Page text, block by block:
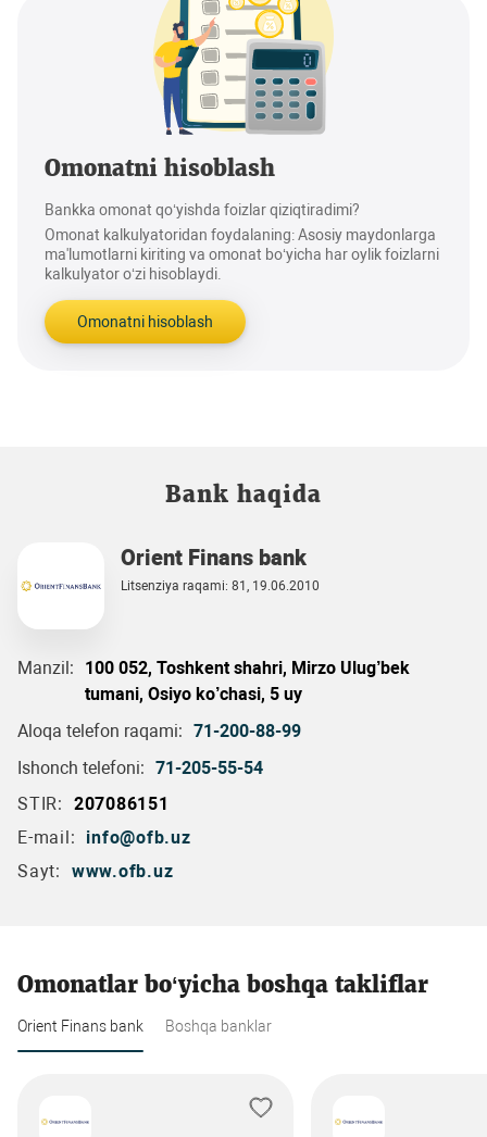
Omonatni hisoblash
Bankka omonat qo‘yishda foizlar qiziqtiradimi?
Omonat kalkulyatoridan foydalaning: Asosiy maydonlarga
ma'lumotlarni kiriting va omonat bo‘yicha har oylik foizlarni
kalkulyator o‘zi hisoblaydi.
Omonatni hisoblash
Bank haqida
Orient Finans bank
Litsenziya raqami: 81, 19.06.2010
Manzil:
100 052, Toshkent shahri, Mirzo Ulug’bek
tumani, Osiyo ko’chasi, 5 uy
Aloqa telefon raqami: 71-200-88-99
Ishonch telefoni: 71-205-55-54
STIR:
207086151
E-mail:
info@ofb.uz
Sayt:
www.ofb.uz
Omonatlar bo‘yicha boshqa takliflar
Orient Finans bank Boshqa banklar